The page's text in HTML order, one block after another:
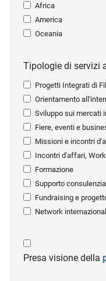
Africa
America
Oceania
Tipologie di servizi
Progetti Integrati di
Orientamento
Sviluppo sui mercati
Fiere, eventi e
Missioni e incontri
Incontri d'affari,
Formazione
Supporto
Fundraising e
Network
Presa visione della